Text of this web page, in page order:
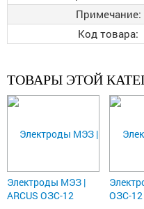
Примечание:
Код товара:
ТОВАРЫ ЭТОЙ
Электроды МЭЗ |
ARCUS ОЗС-12
ОЗС-12